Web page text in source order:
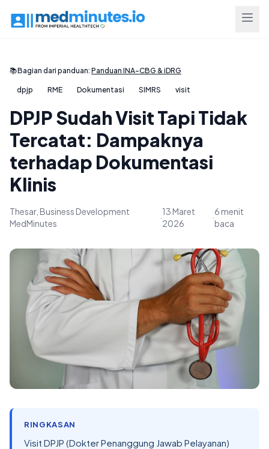
📚Bagian dari panduan: Panduan INA-CBG & iDRG
dpjp RME Dokumentasi SIMRS visit
DPJP Sudah Visit Tapi Tidak
Tercatat: Dampaknya
terhadap Dokumentasi
Klinis
Thesar, Business Development
MedMinutes
·
13 Maret
2026
·
6 menit
baca
RINGKASAN
Visit DPJP (Dokter Penanggung Jawab Pelayanan)